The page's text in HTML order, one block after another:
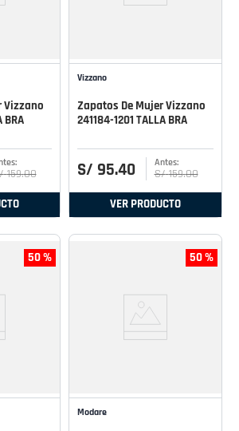
Vizzano
BRA
159.00
Vizzano
Zapatos De Mujer Vizzano
241184-1201 TALLA BRA
S/ 95.40 S/ 159.00
VER PRODUCTO
50 % 50 %
Modare